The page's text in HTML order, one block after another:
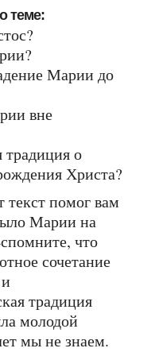
теме:
Марии до
вне
традиция о
Христа?
Марии на
что
сочетание
традиция
молодой
мы не знаем.